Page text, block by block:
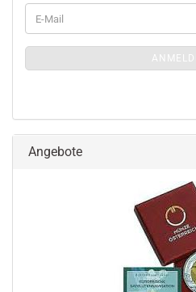
WEITER
ZUR
E-
Mail
Angebote